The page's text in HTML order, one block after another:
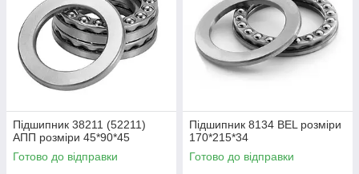
Підшипник 38211 (52211)
АПП розміри 45*90*45
Готово до відправки
Підшипник 8134 BEL розміри
170*215*34
Готово до відправки